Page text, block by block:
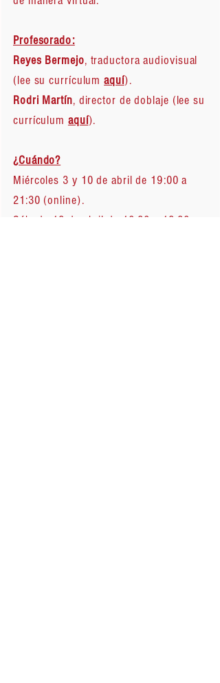
Profesorado:
Reyes Bermejo, traductora audiovisual
(lee su currículumaquí).
Rodri Martín, director de doblaje (lee su
currículum aquí).
¿Cuándo?
Miércoles 3 y 10 de abril de 19:00 a
21:30 (online).
Sábado 13 de abril de 10:30 a 13:30